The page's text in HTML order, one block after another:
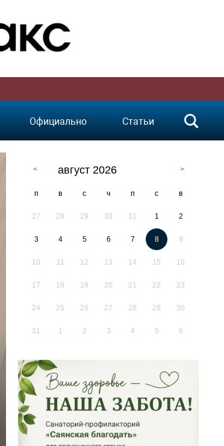
Официально Статьи
август 2026
п в с ч п с в
27 28 29 30 31 1 2
3 4 5 6 7 8 9
10 11 12 13 14 15 16
17 18 19 20 21 22 23
24 25 26 27 28 29 30
31 1 2 3 4 5 6